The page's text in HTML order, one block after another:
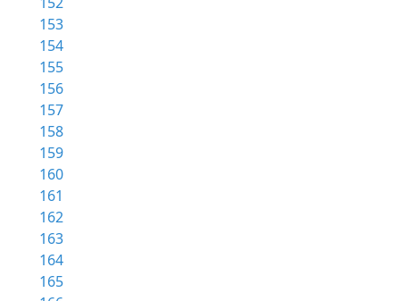
153
154
155
156
157
158
159
160
161
162
163
164
165